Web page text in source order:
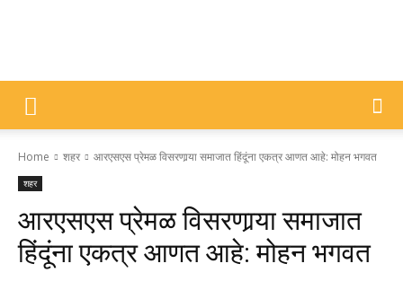
DIVYAJYOTI
SAMACHAR
Home शहर आरएसएस प्रेमळ विसरणार्‍या समाजात हिंदूंना एकत्र आणत आहे: मोहन भगवत
शहर
आरएसएस प्रेमळ विसरणार्‍या समाजात
हिंदूंना एकत्र आणत आहे: मोहन भगवत